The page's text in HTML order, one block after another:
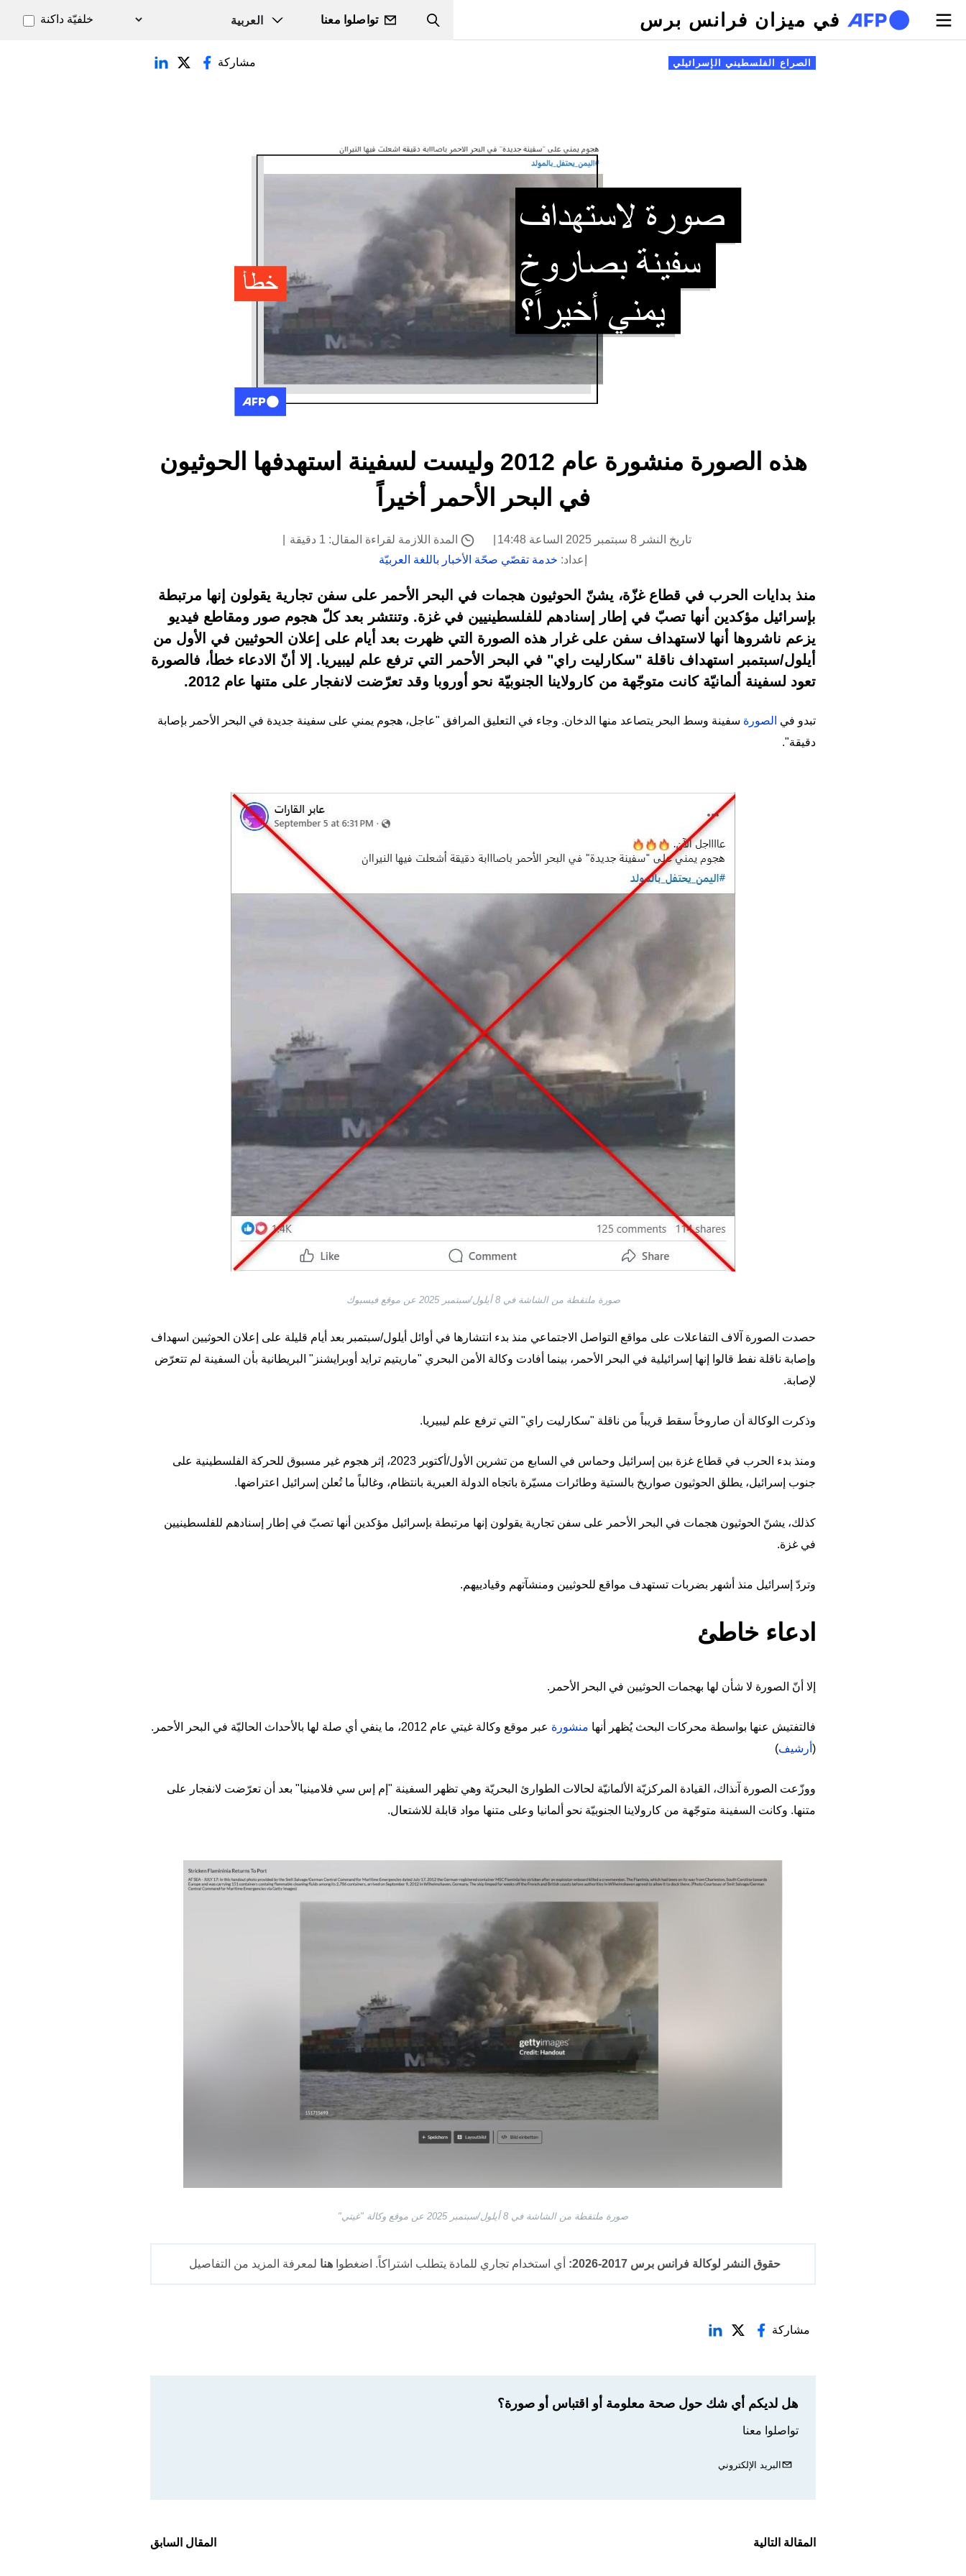
تجاوز إلى المحتوى الرئيسي
في ميزان فرانس برس Search
تواصلوا معنا خلفيّة داكنة
التبويبات الأساسية
الصراع الفلسطيني الإسرائيلي مشاركة
هذه الصورة منشورة عام 2012 وليست لسفينة استهدفها الحوثيون
في البحر الأحمر أخيراً
تاريخ النشر 8 سبتمبر 2025 الساعة 14:48
المدة اللازمة لقراءة المقال: 1 دقيقة
إعداد: خدمة تقصّي صحّة الأخبار باللغة العربيّة
منذ بدايات الحرب في قطاع غزّة، يشنّ الحوثيون هجمات في البحر الأحمر على سفن تجارية يقولون إنها مرتبطة
بإسرائيل مؤكدين أنها تصبّ في إطار إسنادهم للفلسطينيين في غزة. وتنتشر بعد كلّ هجوم صور ومقاطع فيديو
يزعم ناشروها أنها لاستهداف سفن على غرار هذه الصورة التي ظهرت بعد أيام على إعلان الحوثيين في الأول من
أيلول/سبتمبر استهداف ناقلة "سكارليت راي" في البحر الأحمر التي ترفع علم ليبيريا. إلا أنّ الادعاء خطأ، فالصورة
تعود لسفينة ألمانيّة كانت متوجّهة من كارولاينا الجنوبيّة نحو أوروبا وقد تعرّضت لانفجار على متنها عام 2012.
تبدو في الصورة سفينة وسط البحر يتصاعد منها الدخان. وجاء في التعليق المرافق "عاجل، هجوم يمني على سفينة جديدة في البحر الأحمر بإصابة
دقيقة".
صورة ملتقطة من الشاشة في 8 أيلول/سبتمبر 2025 عن موقع فيسبوك
حصدت الصورة آلاف التفاعلات على مواقع التواصل الاجتماعي منذ بدء انتشارها في أوائل أيلول/سبتمبر بعد أيام قليلة على إعلان الحوثيين اسهداف
وإصابة ناقلة نفط قالوا إنها إسرائيلية في البحر الأحمر، بينما أفادت وكالة الأمن البحري "ماريتيم ترايد أوبرايشنز" البريطانية بأن السفينة لم تتعرّض
لإصابة.
وذكرت الوكالة أن صاروخاً سقط قريباً من ناقلة "سكارليت راي" التي ترفع علم ليبيريا.
ومنذ بدء الحرب في قطاع غزة بين إسرائيل وحماس في السابع من تشرين الأول/أكتوبر 2023، إثر هجوم غير مسبوق للحركة الفلسطينية على
جنوب إسرائيل، يطلق الحوثيون صواريخ بالستية وطائرات مسيّرة باتجاه الدولة العبرية بانتظام، وغالباً ما تُعلن إسرائيل اعتراضها.
كذلك، يشنّ الحوثيون هجمات في البحر الأحمر على سفن تجارية يقولون إنها مرتبطة بإسرائيل مؤكدين أنها تصبّ في إطار إسنادهم للفلسطينيين
في غزة.
وتردّ إسرائيل منذ أشهر بضربات تستهدف مواقع للحوثيين ومنشآتهم وقيادييهم.
ادعاء خاطئ
إلا أنّ الصورة لا شأن لها بهجمات الحوثيين في البحر الأحمر.
فالتفتيش عنها بواسطة محركات البحث يُظهر أنها منشورة
عبر موقع وكالة غيتي عام 2012، ما ينفي أي صلة لها بالأحداث الحاليّة في البحر الأحمر.
( أرشيف)
ووزّعت الصورة آنذاك، القيادة المركزيّة الألمانيّة لحالات الطوارئ البحريّة وهي تظهر السفينة "إم إس سي فلامينيا" بعد أن تعرّضت لانفجار على
متنها. وكانت السفينة متوجّهة من كارولاينا الجنوبيّة نحو ألمانيا وعلى متنها مواد قابلة للاشتعال.
صورة ملتقطة من الشاشة في 8 أيلول/سبتمبر 2025 عن موقع وكالة "غيتي"
حقوق النشر لوكالة فرانس برس 2017-2026: أي استخدام تجاري للمادة يتطلب اشتراكاً. اضغطواهنا لمعرفة المزيد من التفاصيل
مشاركة
هل لديكم أي شك حول صحة معلومة أو اقتباس أو صورة؟
تواصلوا معنا
البريد الإلكتروني
المقالة التالية المقال السابق